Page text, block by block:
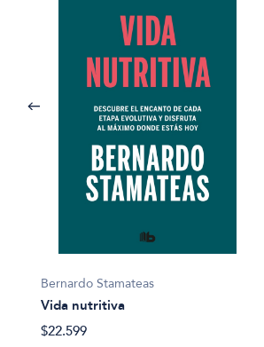
Bernardo Stamateas
Vida nutritiva
$22.599